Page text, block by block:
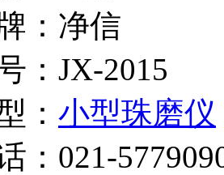
：净信
：JX-2015
： 小型珠磨仪
： 021-